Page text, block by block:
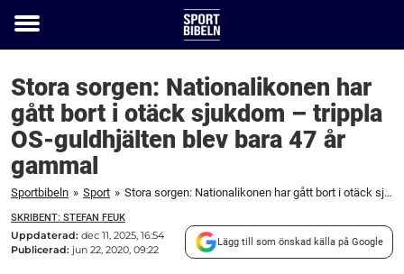
Toggle
Stora sorgen: Nationalikonen har
gått bort i otäck sjukdom – trippla
OS-guldhjälten blev bara 47 år
gammal
Sportbibeln » Sport » Stora sorgen: Nationalikonen har gått bort i otäck sjukdom – trippla OS-guldhjälten blev bara 47 år gammal
SKRIBENT: STEFAN FEUK
Uppdaterad: dec 11, 2025, 16:54
Publicerad: jun 22, 2020, 09:22
Lägg till som önskad källa på Google